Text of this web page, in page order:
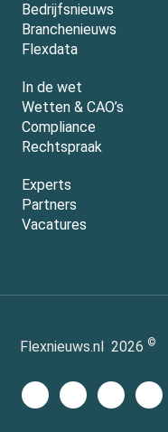
Bedrijfsnieuws
Branchenieuws
Flexdata
In de wet
Wetten & CAO’s
Compliance
Rechtspraak
Experts
Partners
Vacatures
Flexnieuws.nl 2026 ©